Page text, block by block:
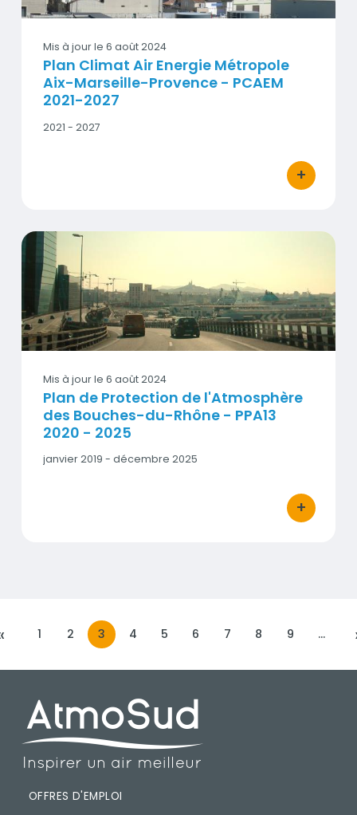
Mis à jour le 6 août 2024
Plan Climat Air Energie Métropole
Aix-Marseille-Provence - PCAEM
2021-2027
Date
2021 - 2027
+
bouton
Plan de Protection de l'Atmosphère des Bouches-du-
Vignette
Mis à jour le 6 août 2024
Plan de Protection de l'Atmosphère
des Bouches-du-Rhône - PPA13
2020 - 2025
Date
janvier 2019 - décembre 2025
+
bouton
PRÉCÉDENTE
1 2 3 4 5 6 7 8 9 …
PIED DE PAGE
OFFRES D'EMPLOI